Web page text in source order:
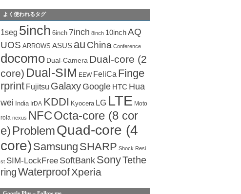
よく使われるタグ
1seg 5inch 6inch 7inch 8inch 10inchAQ
UOS ARROWS ASUS au China Conference
docomo Dual-Camera Dual-core (2
core) Dual-SIM EEW FeliCa Finge
rprint Fujitsu Galaxy Google HTC Hua
wei India IrDA KDDI Kyocera LG LTE Moto
rola nexus NFCOcta-core (8 cor
e) ProblemQuad-core (4
core) Samsung SHARP Shock Resi
st SIM-LockFree SoftBank SonyTethe
ringWaterproofXperia